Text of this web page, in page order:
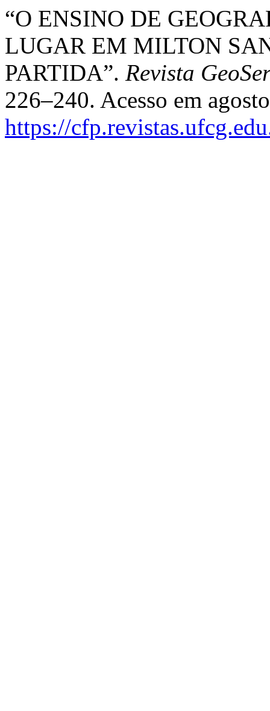
“O ENSINO DE
LUGAR EM MILTON
PARTIDA”. Revista
226–240. Acesso em
https://